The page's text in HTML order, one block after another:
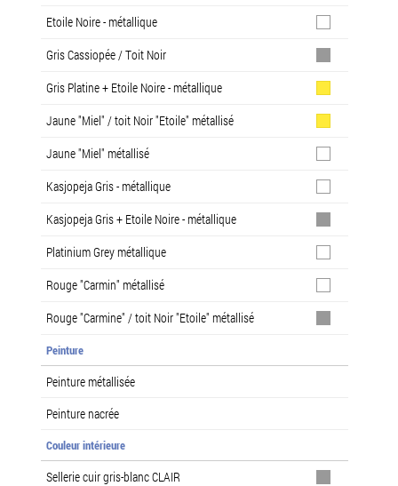
Etoile Noire - métallique
Gris Cassiopée / Toit Noir
Gris Platine + Etoile Noire - métallique
Jaune "Miel" / toit Noir "Etoile" métallisé
Jaune "Miel" métallisé
Kasjopeja Gris - métallique
Kasjopeja Gris + Etoile Noire - métallique
Platinium Grey métallique
Rouge "Carmin" métallisé
Rouge "Carmine" / toit Noir "Etoile" métallisé
Peinture
Peinture métallisée
Peinture nacrée
Couleur intérieure
Sellerie cuir gris-blanc CLAIR